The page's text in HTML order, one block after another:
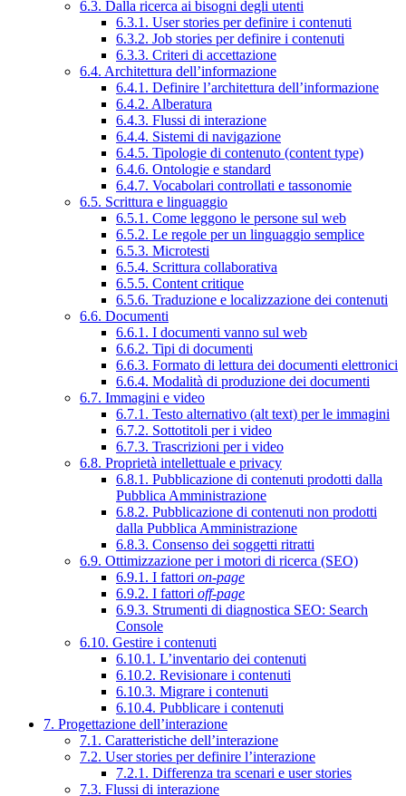
6.3. Dalla ricerca ai bisogni degli utenti
6.3.1. User stories per definire i contenuti
6.3.2. Job stories per definire i contenuti
6.3.3. Criteri di accettazione
6.4. Architettura dell’informazione
6.4.1. Definire l’architettura dell’informazione
6.4.2. Alberatura
6.4.3. Flussi di interazione
6.4.4. Sistemi di navigazione
6.4.5. Tipologie di contenuto (content type)
6.4.6. Ontologie e standard
6.4.7. Vocabolari controllati e tassonomie
6.5. Scrittura e linguaggio
6.5.1. Come leggono le persone sul web
6.5.2. Le regole per un linguaggio semplice
6.5.3. Microtesti
6.5.4. Scrittura collaborativa
6.5.5. Content critique
6.5.6. Traduzione e localizzazione dei contenuti
6.6. Documenti
6.6.1. I documenti vanno sul web
6.6.2. Tipi di documenti
6.6.3. Formato di lettura dei documenti elettronici
6.6.4. Modalità di produzione dei documenti
6.7. Immagini e video
6.7.1. Testo alternativo (alt text) per le immagini
6.7.2. Sottotitoli per i video
6.7.3. Trascrizioni per i video
6.8. Proprietà intellettuale e privacy
6.8.1. Pubblicazione di contenuti prodotti dalla
Pubblica Amministrazione
6.8.2. Pubblicazione di contenuti non prodotti
dalla Pubblica Amministrazione
6.8.3. Consenso dei soggetti ritratti
6.9. Ottimizzazione per i motori di ricerca (SEO)
6.9.1. I fattori on-page
6.9.2. I fattori off-page
6.9.3. Strumenti di diagnostica SEO: Search
Console
6.10. Gestire i contenuti
6.10.1. L’inventario dei contenuti
6.10.2. Revisionare i contenuti
6.10.3. Migrare i contenuti
6.10.4. Pubblicare i contenuti
7. Progettazione dell’interazione
7.1. Caratteristiche dell’interazione
7.2. User stories per definire l’interazione
7.2.1. Differenza tra scenari e user stories
7.3. Flussi di interazione